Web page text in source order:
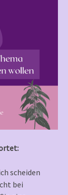
scheiden
bei